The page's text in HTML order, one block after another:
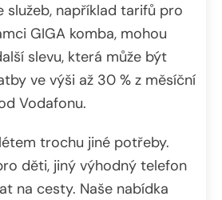
služeb, například tarifů pro
GIGA komba, mohou
slevu, která může být
ve výši až 30 % z měsíční
Vodafonu.
trochu jiné potřeby.
děti, jiný výhodný telefon
na cesty. Naše nabídka